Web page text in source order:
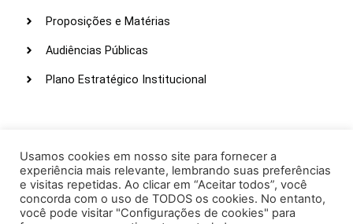
Proposições e Matérias
Audiências Públicas
Plano Estratégico Institucional
Webmail
Intranet
Administração
Usamos cookies em nosso site para fornecer a
experiência mais relevante, lembrando suas preferências
e visitas repetidas. Ao clicar em “Aceitar todos”, você
concorda com o uso de TODOS os cookies. No entanto,
você pode visitar "Configurações de cookies" para